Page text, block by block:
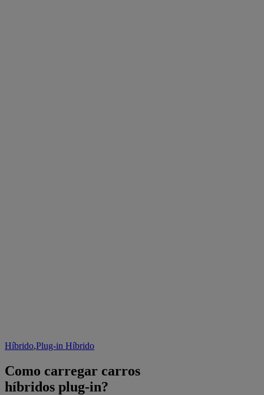
Híbrido,Plug-in Híbrido
Como carregar carros
híbridos plug-in?